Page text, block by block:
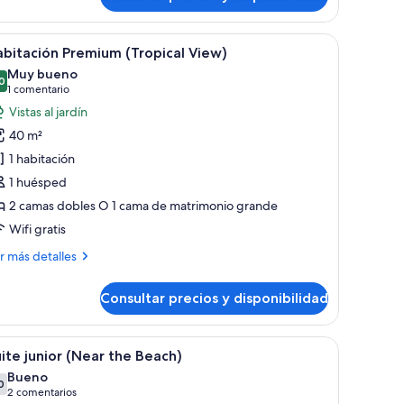
una zona de estar con mesa y sillas, y un balcón con vistas a la
Habitación de hotel con una cama grande,
9 Premium (Tropical View)
de 10
Muy bueno
1 comentario
(1 comentario)
Vistas al jardín
40 m²
1 habitación
1 huésped
2 camas dobles O 1 cama de matrimonio grande
Wifi gratis
más detalles
Consultar precios y disponibilidad
una zona de estar con mesa y sillas, y un balcón con vistas a la
Minibar con artículos gratuitos, caja fuerte,
5 junior (Near the Beach)
de 10
Bueno
2 comentarios
(2 comentarios)